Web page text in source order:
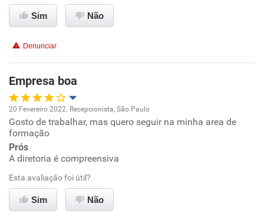
Recomenda esta empresa
Sim Não
Denunciar
Empresa boa
Oportunidade de promoção
Ambiente de trabalho
Conciliação com a vida familiar
Benefícios
20 Fevereiro 2022. Recepcionista, São Paulo
Gosto de trabalhar, mas quero seguir na minha area de
formação
Prós
A diretoria é compreensiva
Esta avaliação foi útil?
Sim Não